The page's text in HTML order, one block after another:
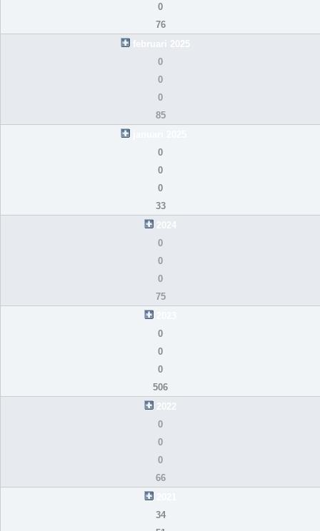
0
76
februari 2025
0
0
0
85
0
0
0
33
2024
0
0
0
75
0
0
0
506
2022
0
0
0
66
34